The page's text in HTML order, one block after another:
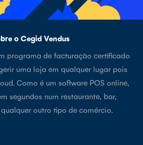
o Cegid Vendus
programa de facturação certificado
uma loja em qualquer lugar pois
Como é um software POS online,
segundos num restaurante, bar,
outro tipo de comércio.